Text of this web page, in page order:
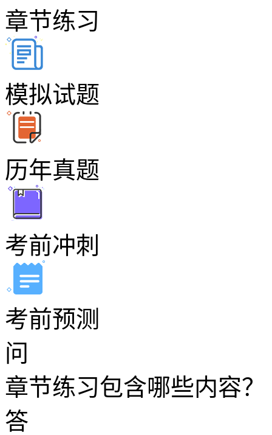
章节练习
模拟试题
历年真题
考前冲刺
考前预测
问
章节练习包含哪些内容？
答